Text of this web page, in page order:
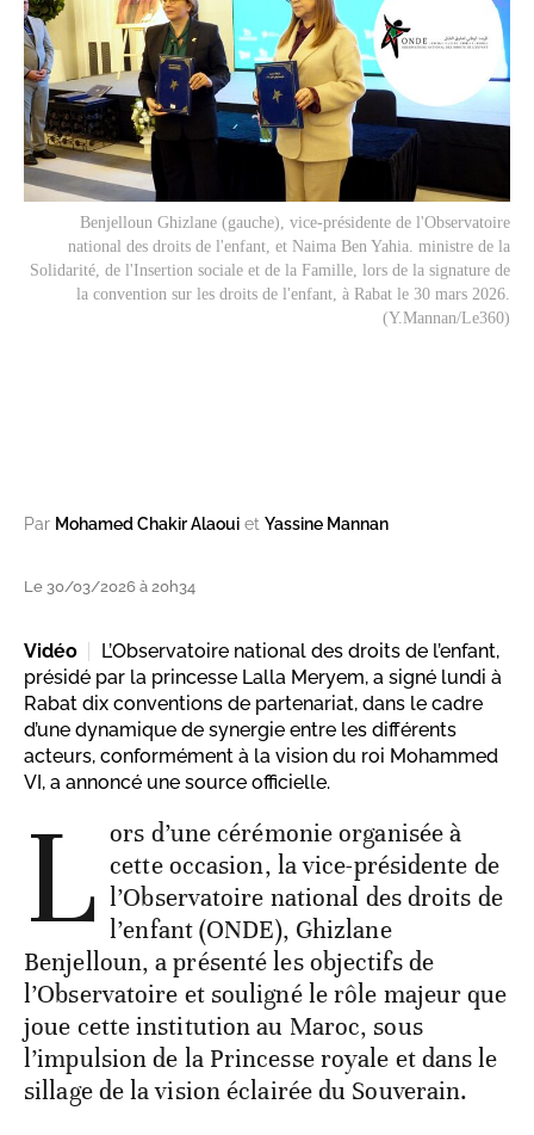
Benjelloun Ghizlane (gauche), vice-présidente de l'Observatoire
national des droits de l'enfant, et Naima Ben Yahia. ministre de la
Solidarité, de l'Insertion sociale et de la Famille, lors de la signature de
la convention sur les droits de l'enfant, à Rabat le 30 mars 2026.
(Y.Mannan/Le360)
Par Mohamed Chakir Alaoui et Yassine Mannan
Le 30/03/2026 à 20h34
Vidéo
L’Observatoire national des droits de l’enfant,
présidé par la princesse Lalla Meryem, a signé lundi à
Rabat dix conventions de partenariat, dans le cadre
d’une dynamique de synergie entre les différents
acteurs, conformément à la vision du roi Mohammed
VI, a annoncé une source officielle.
L ors d’une cérémonie organisée à
cette occasion, la vice-présidente de
l’Observatoire national des droits de
l’enfant (ONDE), Ghizlane
Benjelloun, a présenté les objectifs de
l’Observatoire et souligné le rôle majeur que
joue cette institution au Maroc, sous
l’impulsion de la Princesse royale et dans le
sillage de la vision éclairée du Souverain.